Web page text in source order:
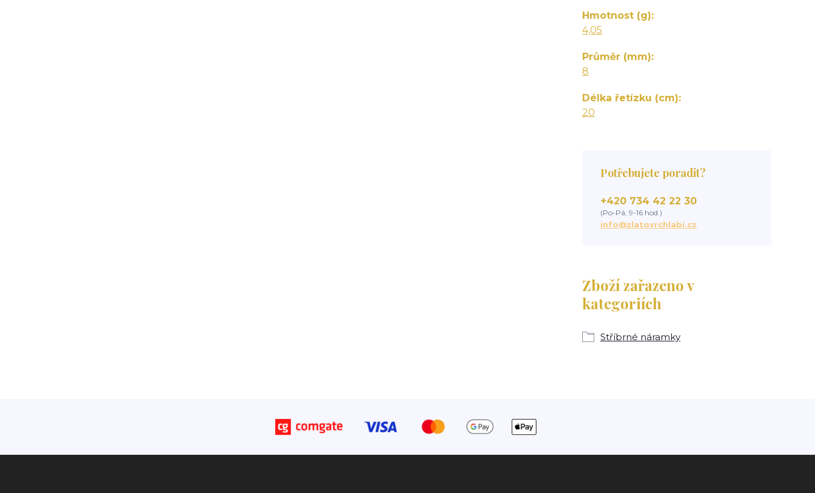
Hmotnost (g)
4,05
Průměr (mm)
8
Délka řetízku (cm)
20
Zboží zařazeno v
kategoriích
Stříbrné náramky
Potřebujete poradit?
+420 734 42 22 30
(Po-Pá, 9-16 hod.)
info@zlatovrchlabi.cz